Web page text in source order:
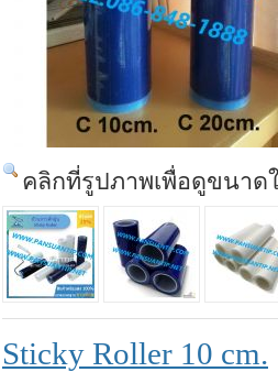
คลิกที่รูปภาพเพื่อดูขนาด
Sticky Roller 10 cm.